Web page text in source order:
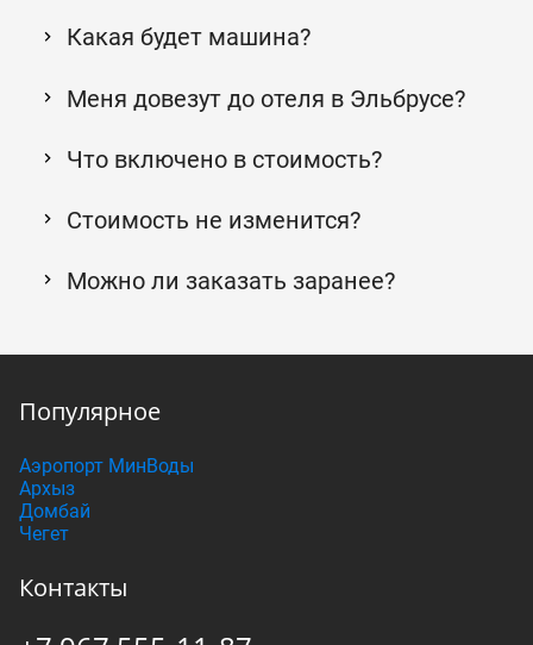
Какая будет машина?
Меня довезут до отеля в Эльбрусе?
Что включено в стоимость?
Стоимость не изменится?
Можно ли заказать заранее?
Популярное
Аэропорт МинВоды
Архыз
Домбай
Чегет
Контакты